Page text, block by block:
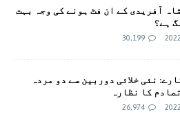
آفریدی کے ان فٹ ہونے کی وجہ بہت
ہے؟
30,199
نئی خلائی دوربین سے دو مردہ
کا نظارہ
26,974